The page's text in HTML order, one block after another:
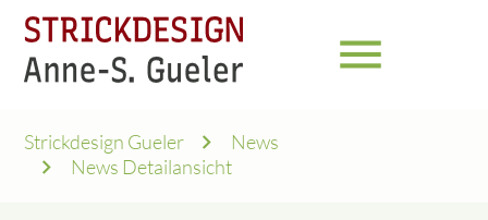
menu
Strickdesign Gueler
News
News Detailansicht